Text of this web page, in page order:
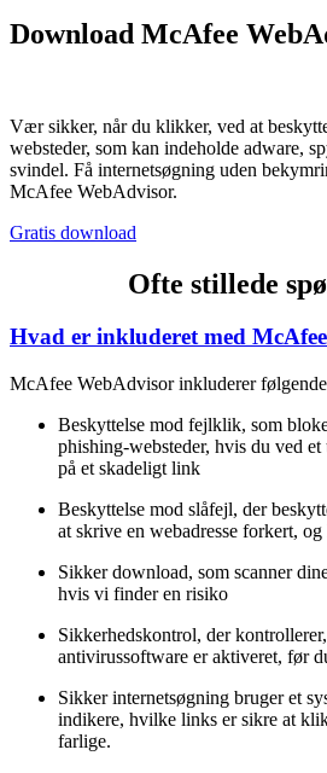
Download McAfee
Vær sikker, når du klikker, ved at
websteder, som kan indeholde adware,
svindel. Få internetsøgning uden
McAfee WebAdvisor.
Gratis download
Ofte stillede
Hvad er inkluderet med
McAfee WebAdvisor inkluderer
Beskyttelse mod fejlklik, som
phishing-websteder, hvis du ved
på et skadeligt link
Beskyttelse mod slåfejl, der
at skrive en webadresse forkert,
Sikker download, som scanner
hvis vi finder en risiko
Sikkerhedskontrol, der
antivirussoftware er aktiveret, før
Sikker internetsøgning bruger et
indikere, hvilke links er sikre at
farlige.